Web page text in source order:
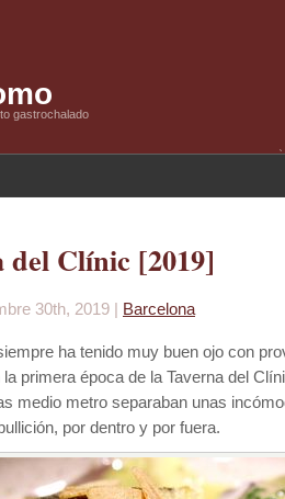
gastrochalado
del Clínic [2019]
30th, 2019 | Barcelona
ha tenido muy buen ojo con
primera época de la Taverna del
medio metro separaban unas
por dentro y por fuera.